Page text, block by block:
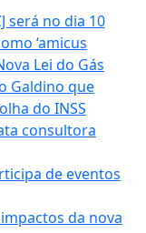
será no dia 10
‘amicus
Lei do Gás
Galdino que
do INSS
consultora
de eventos
da nova